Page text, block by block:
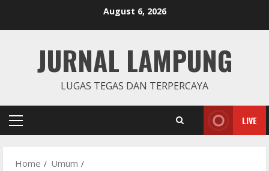
August 6, 2026
JURNAL LAMPUNG
LUGAS TEGAS DAN TERPERCAYA
Primary
LIVE
Home
Umum